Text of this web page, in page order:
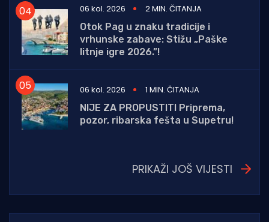
06 kol. 2026
2 MIN. ČITANJA
Otok Pag u znaku tradicije i
vrhunske zabave: Stižu „Paške
litnje igre 2026.”!
06 kol. 2026
1 MIN. ČITANJA
NIJE ZA PROPUSTITI Priprema,
pozor, ribarska fešta u Supetru!
PRIKAŽI JOŠ VIJESTI